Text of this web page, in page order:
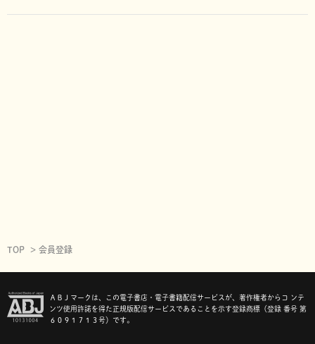
TOP 会員登録
ＡＢＪマークは、この電子書店・電子書籍配信サービスが、著作権者からコ ンテ
ンツ使用許諾を得た正規版配信サービスであることを示す登録商標（登録 番号 第
６０９１７１３号）です。